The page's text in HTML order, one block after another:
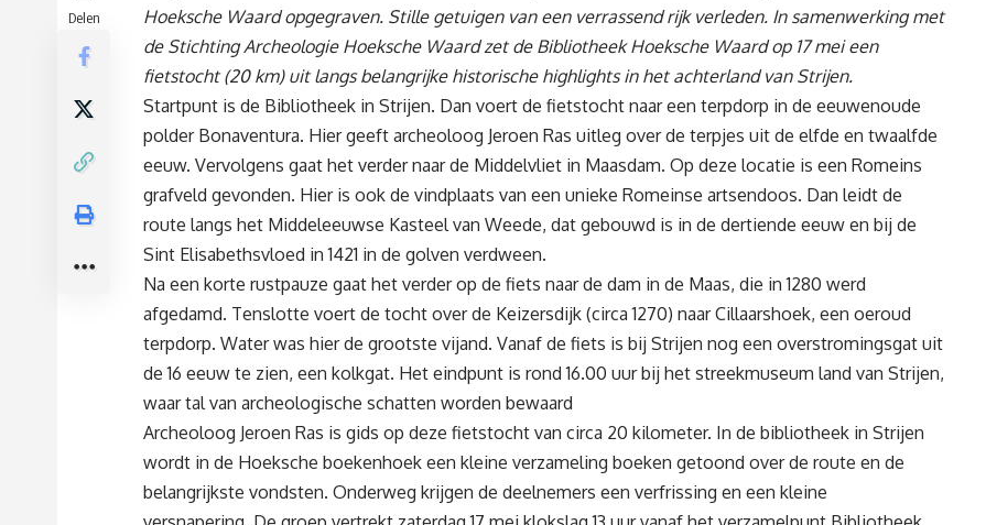
Delen
Hoeksche Waard opgegraven. Stille getuigen van een verrassend rijk verleden. In samenwerking met
de Stichting Archeologie Hoeksche Waard zet de Bibliotheek Hoeksche Waard op 17 mei een
fietstocht (20 km) uit langs belangrijke historische highlights in het achterland van Strijen.
Startpunt is de Bibliotheek in Strijen. Dan voert de fietstocht naar een terpdorp in de eeuwenoude
polder Bonaventura. Hier geeft archeoloog Jeroen Ras uitleg over de terpjes uit de elfde en twaalfde
eeuw. Vervolgens gaat het verder naar de Middelvliet in Maasdam. Op deze locatie is een Romeins
grafveld gevonden. Hier is ook de vindplaats van een unieke Romeinse artsendoos. Dan leidt de
route langs het Middeleeuwse Kasteel van Weede, dat gebouwd is in de dertiende eeuw en bij de
Sint Elisabethsvloed in 1421 in de golven verdween.
Na een korte rustpauze gaat het verder op de fiets naar de dam in de Maas, die in 1280 werd
afgedamd. Tenslotte voert de tocht over de Keizersdijk (circa 1270) naar Cillaarshoek, een oeroud
terpdorp. Water was hier de grootste vijand. Vanaf de fiets is bij Strijen nog een overstromingsgat uit
de 16 eeuw te zien, een kolkgat. Het eindpunt is rond 16.00 uur bij het streekmuseum land van Strijen,
waar tal van archeologische schatten worden bewaard
Archeoloog Jeroen Ras is gids op deze fietstocht van circa 20 kilometer. In de bibliotheek in Strijen
wordt in de Hoeksche boekenhoek een kleine verzameling boeken getoond over de route en de
belangrijkste vondsten. Onderweg krijgen de deelnemers een verfrissing en een kleine